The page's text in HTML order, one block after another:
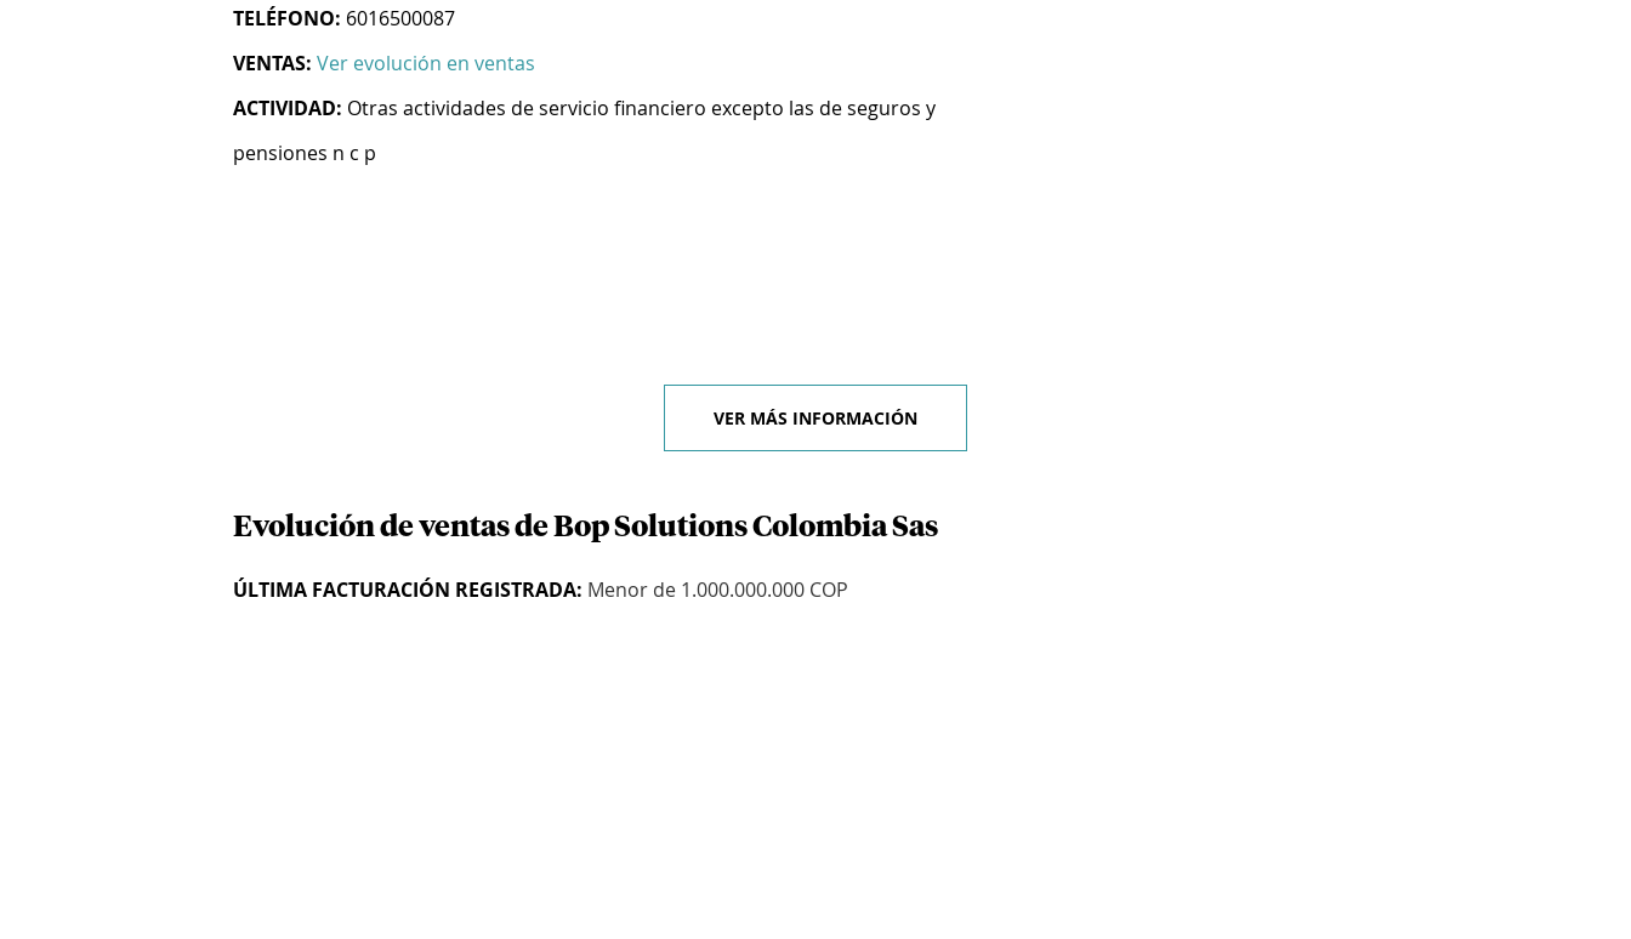
TELÉFONO: 6016500087
VENTAS: Ver evolución en ventas
ACTIVIDAD: Otras actividades de servicio financiero excepto las de seguros y
pensiones n c p
VER MÁS INFORMACIÓN
Evolución de ventas de Bop Solutions Colombia Sas
ÚLTIMA FACTURACIÓN REGISTRADA: Menor de 1.000.000.000 COP